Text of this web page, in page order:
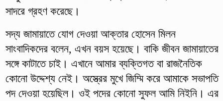
সাদরে গ্রহণ করেছে।
সদ্য জামায়াতে যোগ দেওয়া আক্তার হোসেন মিলন
সাংবাদিকদের বলেন, এখন বয়স হয়েছে। বাকি জীবন জামায়াতের
সঙ্গে কাটাতে চাই। এখানে আমার ব্যক্তিগত বা রাজনৈতিক
কোনো উদ্দেশ্য নেই। অস্ত্রের মুখে জিম্মি করে আমাকে সভাপতি
পদ দেওয়া হয়েছিল। ওই পদের কোনো সুফল আমি নিইনি। এর